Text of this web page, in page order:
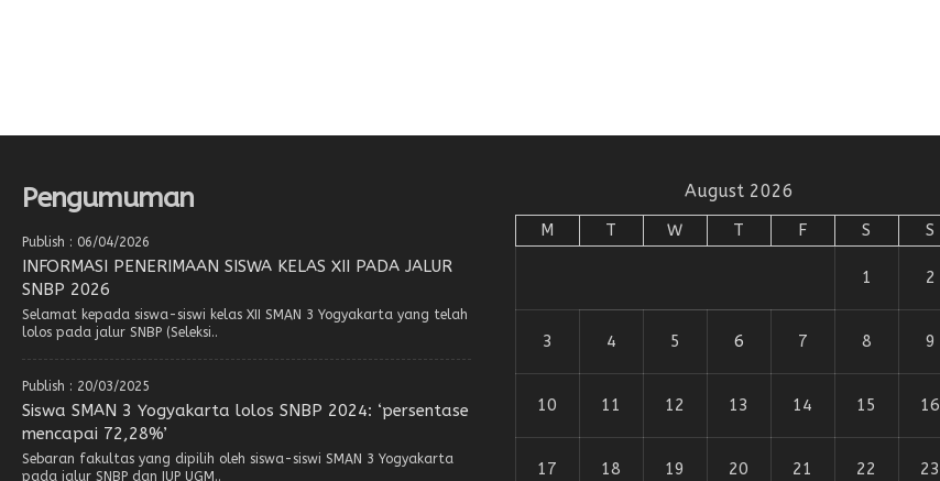
Pengumuman
Publish : 06/04/2026
INFORMASI PENERIMAAN SISWA KELAS XII PADA JALUR
SNBP 2026
Selamat kepada siswa-siswi kelas XII SMAN 3 Yogyakarta yang telah
lolos pada jalur SNBP (Seleksi..
Publish : 20/03/2025
Siswa SMAN 3 Yogyakarta lolos SNBP 2024: ‘persentase
mencapai 72,28%’
Sebaran fakultas yang dipilih oleh siswa-siswi SMAN 3 Yogyakarta
pada jalur SNBP dan IUP UGM..
August 2026
M T W T F S S
1 2
3 4 5 6 7 8 9
10 11 12 13 14 15 16
17 18 19 20 21 22 23